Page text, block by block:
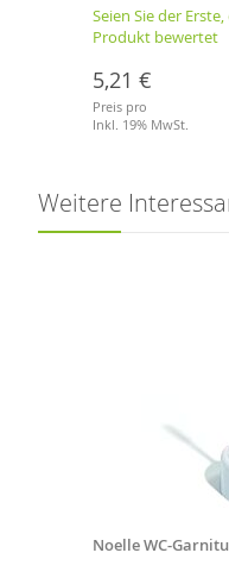
Seien Sie der
Produkt bewertet
5,21 €
Preis pro
Inkl. 19% MwSt.
Weitere
Noelle WC-